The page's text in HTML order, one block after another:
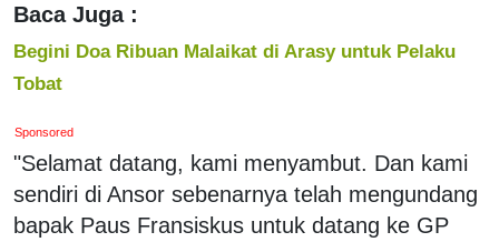
Baca Juga :
Begini Doa Ribuan Malaikat di Arasy untuk Pelaku
Tobat
Sponsored
"Selamat datang, kami menyambut. Dan kami
sendiri di Ansor sebenarnya telah mengundang
bapak Paus Fransiskus untuk datang ke GP